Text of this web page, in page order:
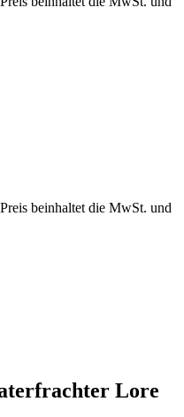
beinhaltet die MwSt. und
Lore